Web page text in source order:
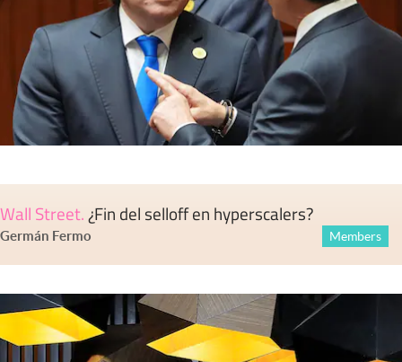
Wall Street.¿Fin del selloff en hyperscalers?
Germán Fermo Members